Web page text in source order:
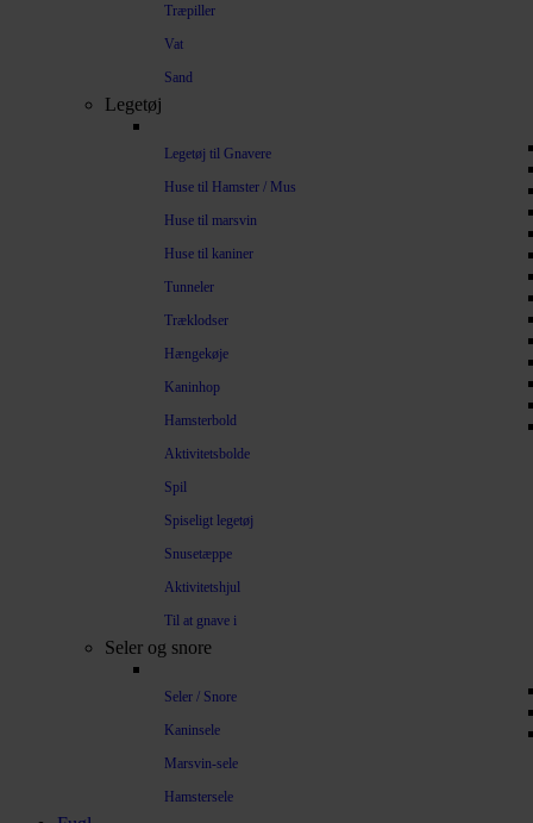
Træpiller
Vat
Sand
Legetøj
Legetøj til Gnavere
Huse til Hamster / Mus
Huse til marsvin
Huse til kaniner
Tunneler
Træklodser
Hængekøje
Kaninhop
Hamsterbold
Aktivitetsbolde
Spil
Spiseligt legetøj
Snusetæppe
Aktivitetshjul
Til at gnave i
Seler og snore
Seler / Snore
Kaninsele
Marsvin-sele
Hamstersele